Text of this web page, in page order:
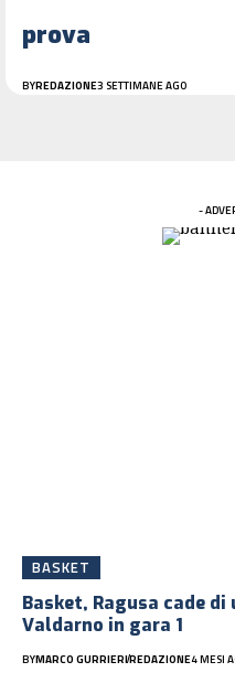
prova
BYREDAZIONE3 SETTIMANE AGO
-
BASKET
Basket, Ragusa cade di
Valdarno in gara 1
BYMARCO GURRIERIREDAZIONE4 MESI